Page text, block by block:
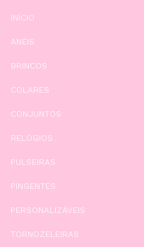
INÍCIO
ANÉIS
BRINCOS
COLARES
CONJUNTOS
RELÓGIOS
PULSEIRAS
PINGENTES
PERSONALIZÁVEIS
TORNOZELEIRAS